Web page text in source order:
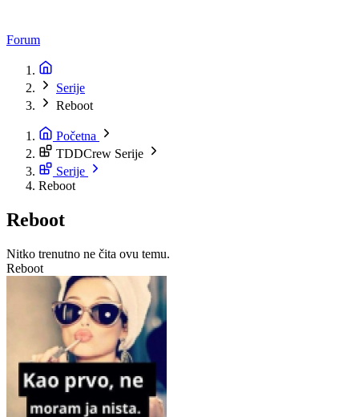
Forum
Serije
Reboot
Početna
TDDCrew Serije
Serije
Reboot
Reboot
Nitko trenutno ne čita ovu temu.
Reboot